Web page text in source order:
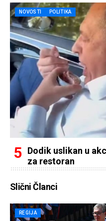
NOVOSTI POLITIKA
Dodik uslikan u
za restoran
Slični Članci
REGIJA